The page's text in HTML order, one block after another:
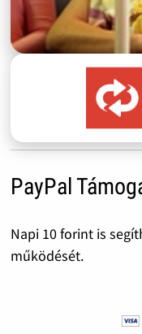
PayPal
Napi 10 forint is
működését.